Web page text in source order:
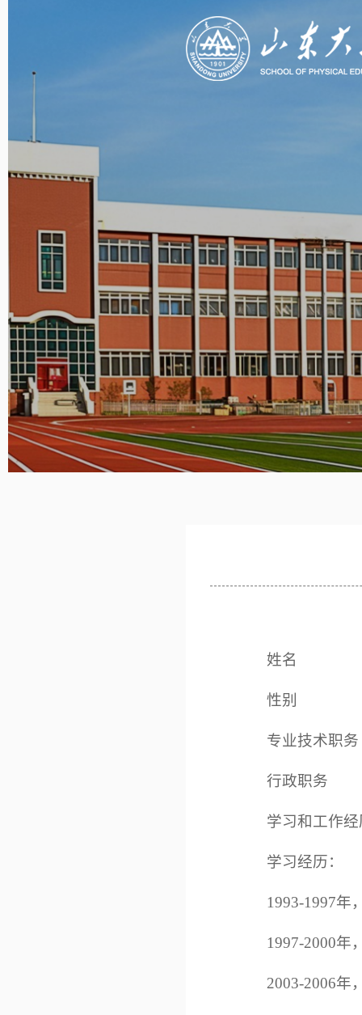
姓名
性别
专业技术职务
行政职务
学习和工作经
学习经历：
1993-1997年
1997-2000年
2003-2006年